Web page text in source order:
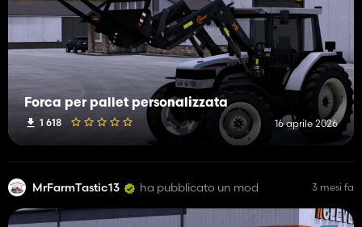
Forca per pallet personalizzata
1 618 16 aprile 2026
MrFarmTastic13 ha pubblicato un mod 3 mesi fa